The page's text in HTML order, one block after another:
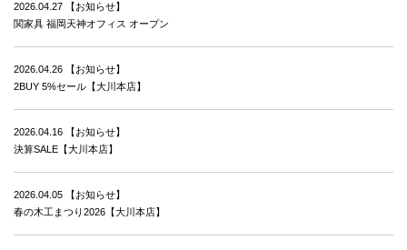
2026.04.27
【お知らせ】
関家具 福岡天神オフィス オープン
2026.04.26
【お知らせ】
2BUY 5%セール【大川本店】
2026.04.16
【お知らせ】
決算SALE【大川本店】
2026.04.05
【お知らせ】
春の木工まつり2026【大川本店】